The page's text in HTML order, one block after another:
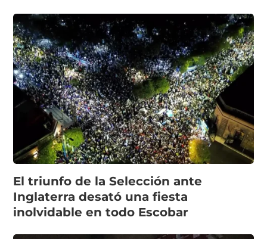
El triunfo de la Selección ante
Inglaterra desató una fiesta
inolvidable en todo Escobar